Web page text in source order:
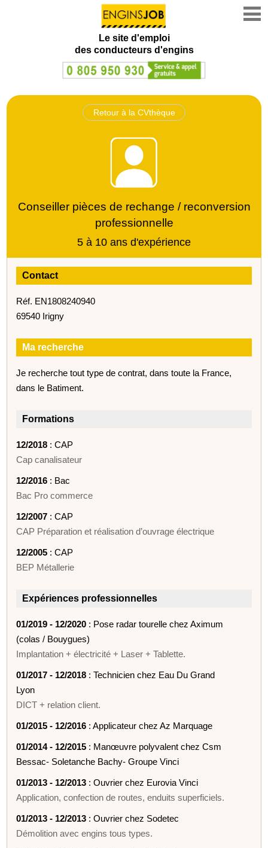
Le site d'emploi
des conducteurs d'engins
Retour à la CVthèque
Conseiller pièces de rechange / reconversion
professionnelle
5 à 10 ans d'expérience
Contact
Réf. EN1808240940
69540 Irigny
Ma recherche
Je recherche tout type de contrat, dans toute la France,
dans le Batiment.
Formations
12/2018 : CAP
Cap canalisateur
12/2016 : Bac
Bac Pro commerce
12/2007 : CAP
CAP Préparation et réalisation d’ouvrage électrique
12/2005 : CAP
BEP Métallerie
Expériences professionnelles
01/2019 - 12/2020 : Pose radar tourelle chez Aximum
(colas / Bouygues)
Implantation + électricité + Laser + Tablette.
01/2017 - 12/2018 : Technicien chez Eau Du Grand
Lyon
DICT + relation client.
01/2015 - 12/2016 : Applicateur chez Az Marquage
01/2014 - 12/2015 : Manœuvre polyvalent chez Csm
Bessac- Soletanche Bachy- Groupe Vinci
01/2013 - 12/2013 : Ouvrier chez Eurovia Vinci
Application, confection de routes, enduits superficiels.
01/2013 - 12/2013 : Ouvrier chez Sodetec
Démolition avec engins tous types.